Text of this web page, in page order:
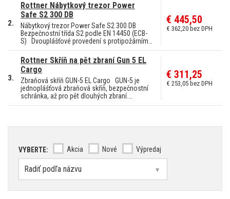
2.
Rottner Nábytkový trezor Power
Safe S2 300 DB
Nábytkový trezor Power Safe S2 300 DB
Bezpečnostní třída S2 podle EN 14450 (ECB-
S) Dvouplášťové provedení s protipožárním…
€ 445,50
€ 362,20 bez DPH
3.
Rottner Skříň na pět zbraní Gun 5 EL
Cargo
Zbraňová skříň GUN-5 EL Cargo GUN-5 je
jednoplášťová zbraňová skříň, bezpečnostní
schránka, až pro pět dlouhých zbraní.…
€ 311,25
€ 253,05 bez DPH
VYBERTE: Akcia Nové Výpredaj